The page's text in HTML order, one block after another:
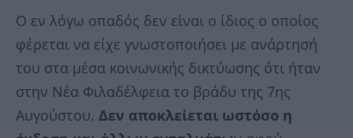
Ο εν λόγω οπαδός δεν είναι ο ίδιος ο οποίος
φέρεται να είχε γνωστοποιήσει με ανάρτησή
του στα μέσα κοινωνικής δικτύωσης ότι ήταν
στην Νέα Φιλαδέλφεια το βράδυ της 7ης
Αυγούστου. Δεν αποκλείεται ωστόσο η